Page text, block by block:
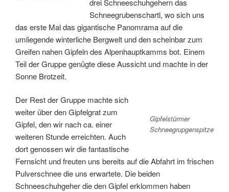
drei Schneeschuhgehern das
Schneegrubenschartl, wo sich uns
das erste Mal das gigantische Panomrama auf die
umliegende winterliche Bergwelt und den scheinbar zum
Greifen nahen Gipfeln des Alpenhauptkamms bot. Einem
Teil der Gruppe genügte diese Aussicht und machte in der
Sonne Brotzeit.
Gipfelstürmer
Schneegrupgenspitze
Der Rest der Gruppe machte sich
weiter über den Gipfelgrat zum
Gipfel, den wir nach ca. einer
weiteren Stunde erreichten. Auch
dort genossen wir die fantastische
Fernsicht und freuten uns bereits auf die Abfahrt im frischen
Pulverschnee die uns erwartete. Die beiden
Schneeschuhgeher die den Gipfel erklommen haben